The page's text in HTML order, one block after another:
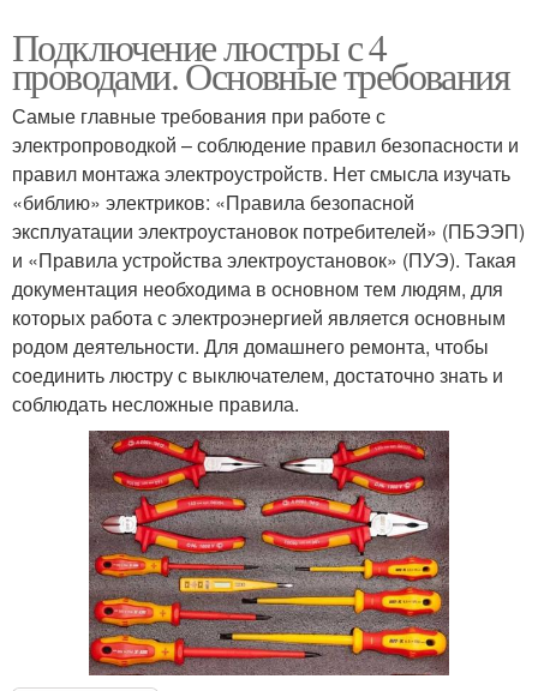
Подключение люстры с 4
проводами. Основные требования
Самые главные требования при работе с
электропроводкой – соблюдение правил безопасности и
правил монтажа электроустройств. Нет смысла изучать
«библию» электриков: «Правила безопасной
эксплуатации электроустановок потребителей» (ПБЭЭП)
и «Правила устройства электроустановок» (ПУЭ). Такая
документация необходима в основном тем людям, для
которых работа с электроэнергией является основным
родом деятельности. Для домашнего ремонта, чтобы
соединить люстру с выключателем, достаточно знать и
соблюдать несложные правила.